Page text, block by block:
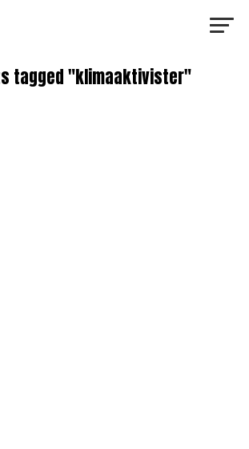
tagged "klimaaktivister"